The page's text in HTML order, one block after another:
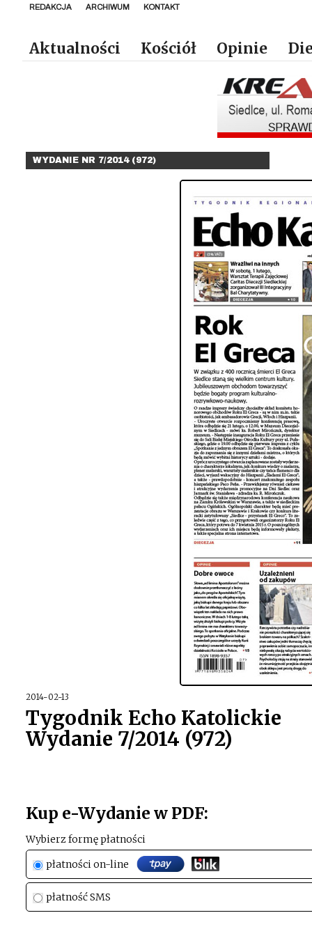
REDAKCJA ARCHIWUM KONTAKT
Aktualności Kościół Opinie
WYDANIE NR 7/2014 (972)
2014-02-13
Tygodnik Echo Katolickie
Wydanie 7/2014 (972)
Kup e-Wydanie w PDF:
Wybierz formę płatności
płatności on-line
płatność SMS